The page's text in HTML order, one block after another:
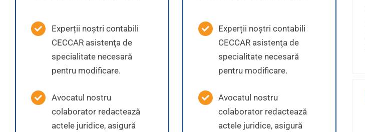
Experții noștri contabili
CECCAR asistenţa de
specialitate necesară
pentru modificare.
Avocatul nostru
colaborator redactează
actele juridice, asigură
Experții noștri contabili
CECCAR asistenţa de
specialitate necesară
pentru modificare.
Avocatul nostru
colaborator redactează
actele juridice, asigură